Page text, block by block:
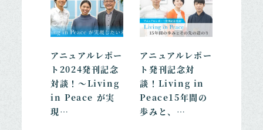
アニュアルレポー
ト2024発刊記念
対談！～Living
in Peace が実
現…
アニュアルレポー
ト発刊記念対
談！Living in
Peace15年間の
歩みと、…